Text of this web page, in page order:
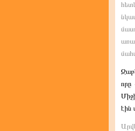
որը
էին